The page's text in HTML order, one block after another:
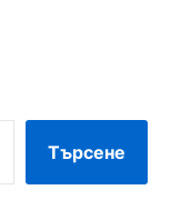
Търсене